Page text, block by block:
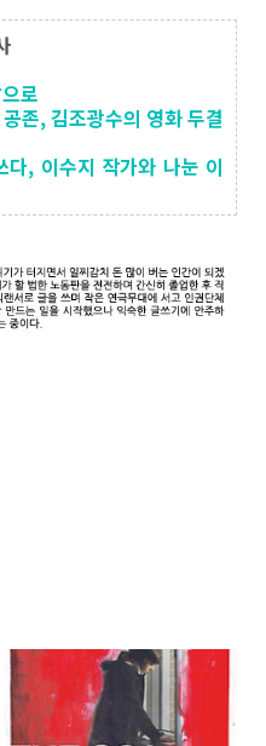
로
존, 김조광수의 영화 두결
다, 이수지 작가와 나눈 이